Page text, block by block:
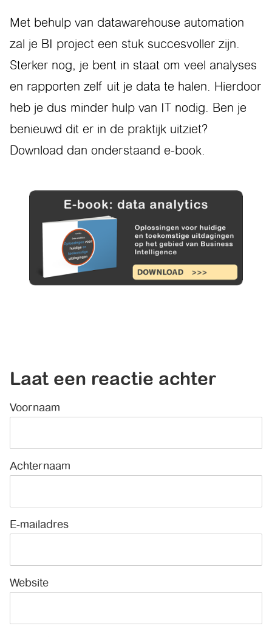
Met behulp van datawarehouse automation
zal je BI project een stuk succesvoller zijn.
Sterker nog, je bent in staat om veel analyses
en rapporten zelf uit je data te halen. Hierdoor
heb je dus minder hulp van IT nodig. Ben je
benieuwd dit er in de praktijk uitziet?
Download dan onderstaand e-book.
Laat een reactie achter
Voornaam
Achternaam
E-mailadres
Website